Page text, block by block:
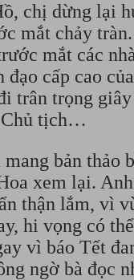
chị dừng lại
mắt chảy
mắt các
cấp cao
trân trọng
Chủ tịch…
bản thảo
xem lại.
thận lắm, vì
hi vọng có
vì báo Tết
ngờ bà đọc